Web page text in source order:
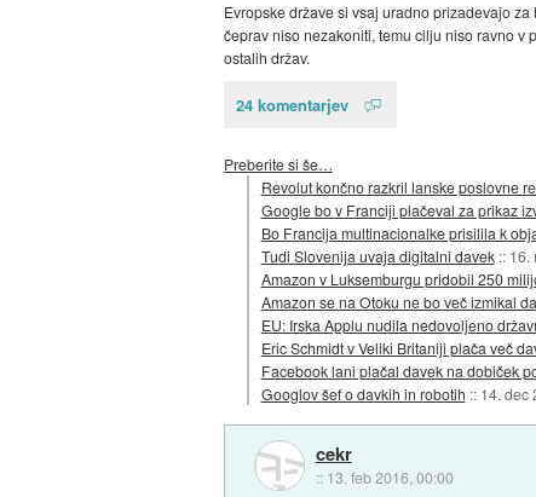
Evropske države si vsaj uradno prizadevajo
čeprav niso nezakoniti, temu cilju niso ravno v
ostalih držav.
24 komentarjev
Preberite si še…
Revolut končno razkril lanske poslovne
Google bo v Franciji plačeval za prikaz
Bo Francija multinacionalke prisilila k
Tudi Slovenija uvaja digitalni davek :: 16.
Amazon v Luksemburgu pridobil 250
Amazon se na Otoku ne bo več izmikal
EU: Irska Applu nudila nedovoljeno
Eric Schmidt v Veliki Britaniji plača več
Facebook lani plačal davek na dobiček
Googlov šef o davkih in robotih :: 14. dec
cekr
:: 13. feb 2016, 00:00